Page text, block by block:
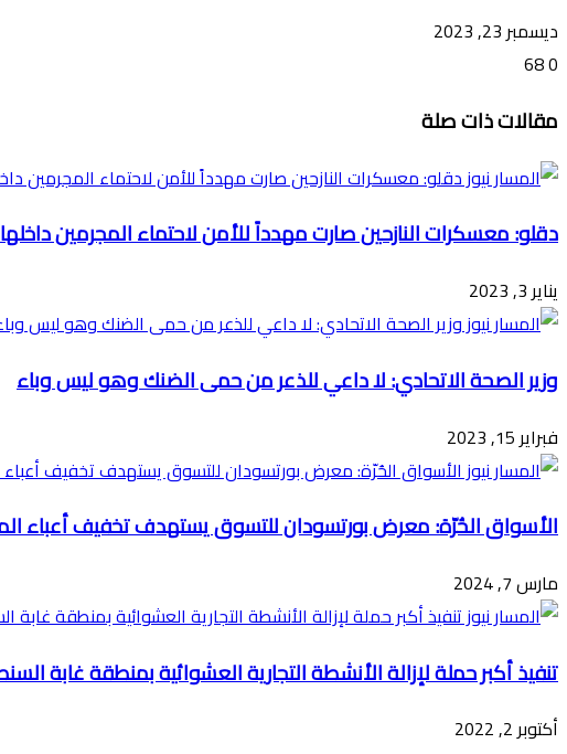
ديسمبر 23, 2023
0
عبر
البريد
مقالات ذات صلة
دقلو: معسكرات النازحين صارت مهدداً للأمن لاحتماء المجرمين داخلها
يناير 3, 2023
وزير الصحة الاتحادي: لا داعي للذعر من حمى الضنك وهو ليس وباء
فبراير 15, 2023
الأسواق الحُرّة: معرض بورتسودان للتسوق يستهدف تخفيف أعباء
مارس 7, 2024
تنفيذ أكبر حملة لإزالة الأنشطة التجارية العشوائية بمنطقة غابة
أكتوبر 2, 2022